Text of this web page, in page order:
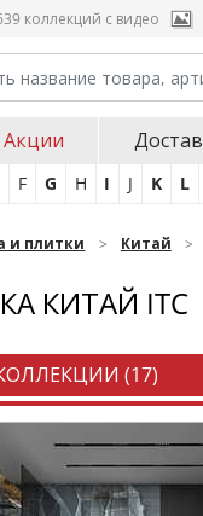
коллекций с видео
Акции
F G H I J K L
и плитки Китай
КИТАЙ ITC
(17)